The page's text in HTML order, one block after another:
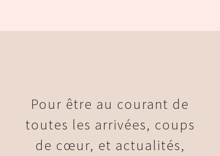
Pour être au courant de
toutes les arrivées, coups
de cœur, et actualités,